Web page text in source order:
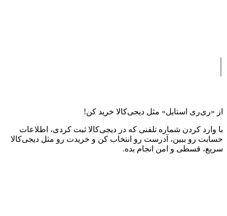
|
از «ری‌ری استایل» مثل دیجی‌کالا خرید کن!
با وارد کردن شماره تلفنی که در دیجی‌کالا ثبت کردی، اطلاعات
حسابت رو ببین، آدرست رو انتخاب کن و خریدت رو مثل دیجی‌کالا
سریع، قسطی و امن انجام بده.